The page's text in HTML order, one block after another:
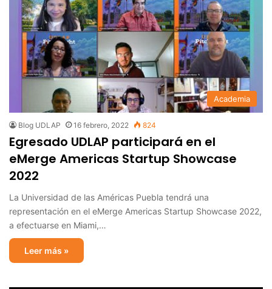
Academia
Blog UDLAP 16 febrero, 2022 824
Egresado UDLAP participará en el
eMerge Americas Startup Showcase
2022
La Universidad de las Américas Puebla tendrá una
representación en el eMerge Americas Startup Showcase 2022,
a efectuarse en Miami,…
Leer más »